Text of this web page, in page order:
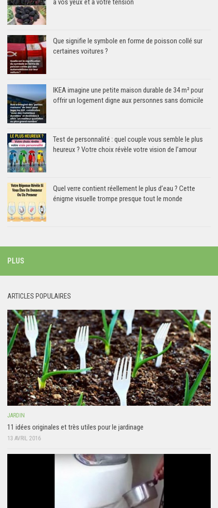
à vos yeux et à votre tension
Que signifie le symbole en forme de poisson collé sur
certaines voitures ?
IKEA imagine une petite maison durable de 34 m² pour
offrir un logement digne aux personnes sans domicile
Test de personnalité : quel couple vous semble le plus
heureux ? Votre choix révèle votre vision de l’amour
Quel verre contient réellement le plus d’eau ? Cette
énigme visuelle trompe presque tout le monde
PLUS
ARTICLES POPULAIRES
JARDIN
11 idées originales et très utiles pour le jardinage
13 AVRIL 2016